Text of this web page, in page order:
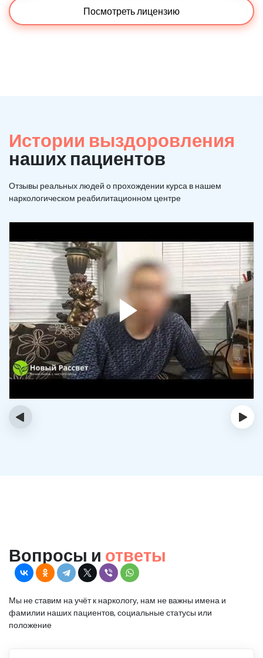
Посмотреть лицензию
Истории выздоровления
наших пациентов
Отзывы реальных людей о прохождении курса в нашем
наркологическом реабилитационном центре
‹ ›
Вопросы и ответы
Мы не ставим на учёт к наркологу, нам не важны имена и
фамилии наших пациентов, социальные статусы или
положение